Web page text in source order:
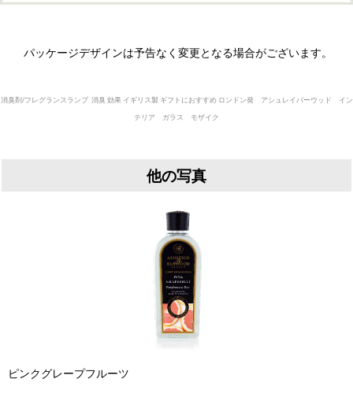
パッケージデザインは予告なく変更となる場合がございます。
消臭剤/フレグランスランプ 消臭 効果 イギリス製 ギフトにおすすめ ロンドン発 アシュレイバーウッド イン
テリア ガラス モザイク
他の写真
ピンクグレープフルーツ